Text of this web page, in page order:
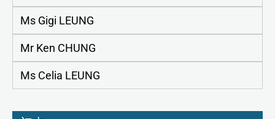
Ms Gigi LEUNG
Mr Ken CHUNG
Ms Celia LEUNG